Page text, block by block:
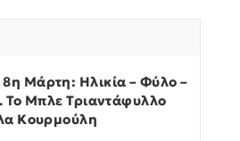
Μάρτη: Ηλικία – Φύλο –
Το Μπλε Τριαντάφυλλο
Κουρμούλη